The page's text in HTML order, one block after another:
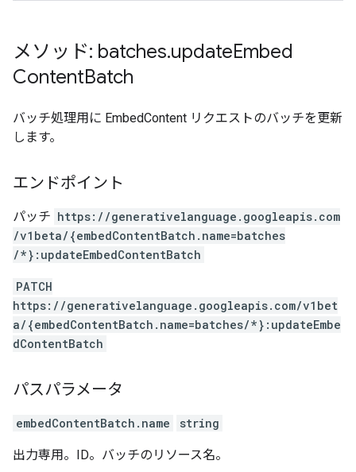
メソッド: batches.updateEmbed
ContentBatch
バッチ処理用に EmbedContent リクエストのバッチを更新
します。
エンドポイント
パッチ https: / /generativelanguage.googleapis.com
/v1beta/{embedContentBatch.name=batches
/*}:updateEmbedContentBatch
PATCH
https://generativelanguage.googleapis.com/v1bet
a/{embedContentBatch.name=batches/*}:updateEmbe
dContentBatch
パスパラメータ
embedContentBatch.name string
出力専用。ID。バッチのリソース名。